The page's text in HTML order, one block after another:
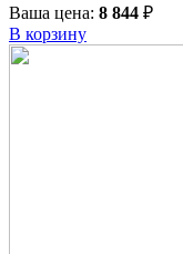
Ваша цена: 8 844 ₽
В корзину